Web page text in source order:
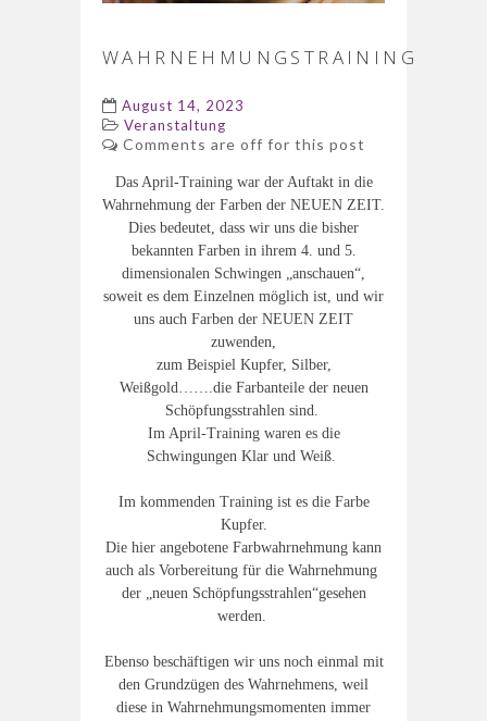
WAHRNEHMUNGSTRAINING
August 14, 2023
Veranstaltung
Comments are off for this post
Das April-Training war der Auftakt in die
Wahrnehmung der Farben der NEUEN ZEIT.
Dies bedeutet, dass wir uns die bisher
bekannten Farben in ihrem 4. und 5.
dimensionalen Schwingen „anschauen“,
soweit es dem Einzelnen möglich ist, und wir
uns auch Farben der NEUEN ZEIT
zuwenden,
zum Beispiel Kupfer, Silber,
Weißgold…….die Farbanteile der neuen
Schöpfungsstrahlen sind.
Im April-Training waren es die
Schwingungen Klar und Weiß.
Im kommenden Training ist es dieFarbe
Kupfer.
Die hier angebotene Farbwahrnehmung kann
auch als Vorbereitung für die Wahrnehmung
der „neuen Schöpfungsstrahlen“gesehen
werden.
Ebenso beschäftigen wir uns noch einmal mit
den Grundzügen des Wahrnehmens, weil
diese in Wahrnehmungsmomenten immer